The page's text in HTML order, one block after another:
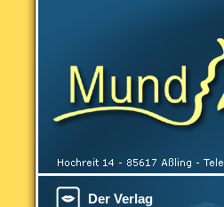
Der Verlag